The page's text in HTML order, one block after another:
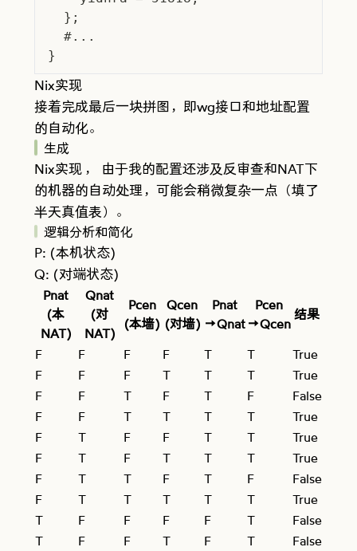
  };
  #...
}
Nix实现
接着完成最后一块拼图，即wg接口和地址配置
的自动化。
生成
Nix实现 ， 由于我的配置还涉及反审查和NAT下
的机器的自动处理，可能会稍微复杂一点（填了
半天真值表）。
逻辑分析和简化
P: (本机状态)
Q: (对端状态)
Pnat​
(本
NAT)
Qnat​
(对
NAT)
Pcen​
(本墙)
Qcen​
(对墙)
Pnat​
→Qnat​
Pcen​
→Qcen​
结果
F F F F T T
True
F
F F T T T
True
F
F T F T F
False
F
F T T T T
True
F
T F F T T
True
F
T F T T T
True
F
T T F T F
False
F
T T T T T
True
T
F F F F T
False
T
F F T F T
False